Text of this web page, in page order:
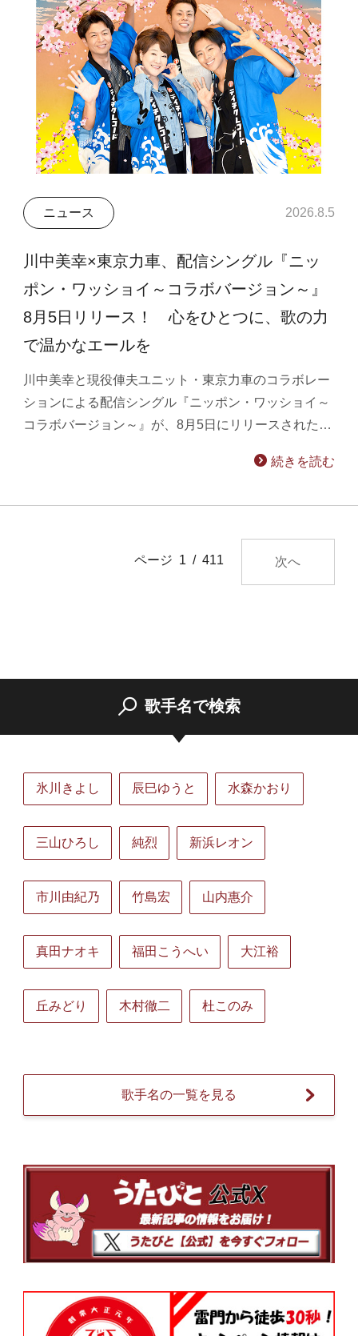
ニュース 2026.8.5
川中美幸×東京力車、配信シングル『ニッ
ポン・ワッショイ～コラボバージョン～』
8月5日リリース！ 心をひとつに、歌の力
で温かなエールを
川中美幸と現役俥夫ユニット・東京力車のコラボレー
ションによる配信シングル『ニッポン・ワッショイ～
コラボバージョン～』が、8月5日にリリースされた…
続きを読む
ページ 1 / 411 次へ
歌手名で検索
氷川きよし 辰巳ゆうと 水森かおり
三山ひろし 純烈 新浜レオン
市川由紀乃 竹島宏 山内惠介
真田ナオキ 福田こうへい 大江裕
丘みどり 木村徹二 杜このみ
歌手名の一覧を見る